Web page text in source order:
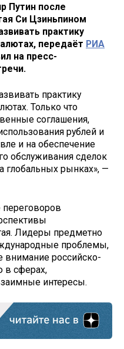
Путин после
Си Цзиньпином
практику
передаёт РИА
на пресс-
практику
Только что
соглашения,
рублей и
и на обеспечение
обслуживания сделок
глобальных рынках», —
переговоров
Лидеры предметно
проблемы,
внимание российско-
в сферах,
интересы.